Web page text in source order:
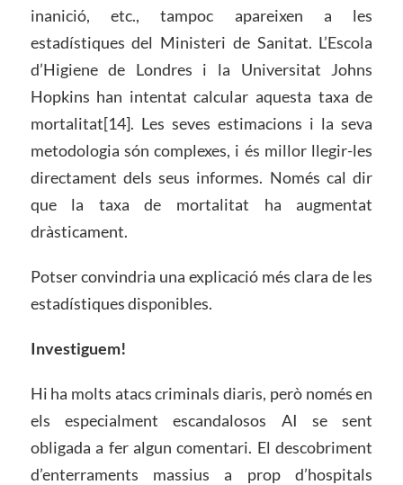
inanició, etc., tampoc apareixen a les
estadístiques del Ministeri de Sanitat. L’Escola
d’Higiene de Londres i la Universitat Johns
Hopkins han intentat calcular aquesta taxa de
mortalitat[14]. Les seves estimacions i la seva
metodologia són complexes, i és millor llegir-les
directament dels seus informes. Només cal dir
que la taxa de mortalitat ha augmentat
dràsticament.
Potser convindria una explicació més clara de les
estadístiques disponibles.
Investiguem!
Hi ha molts atacs criminals diaris, però només en
els especialment escandalosos AI se sent
obligada a fer algun comentari. El descobriment
d’enterraments massius a prop d’hospitals